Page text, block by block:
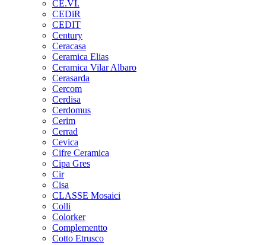
CE.VI.
CEDiR
CEDIT
Century
Ceracasa
Ceramica Elias
Ceramica Vilar Albaro
Cerasarda
Cercom
Cerdisa
Cerdomus
Cerim
Cerrad
Cevica
Cifre Ceramica
Cipa Gres
Cir
Cisa
CLASSE Mosaici
Colli
Colorker
Complementto
Cotto Etrusco